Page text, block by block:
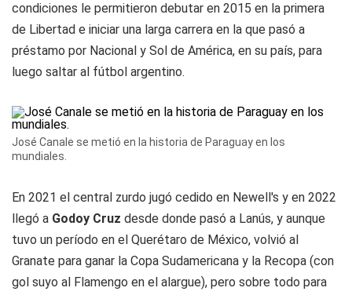
condiciones le permitieron debutar en 2015 en la primera
de Libertad e iniciar una larga carrera en la que pasó a
préstamo por Nacional y Sol de América, en su país, para
luego saltar al fútbol argentino.
José Canale se metió en la historia de Paraguay en los
mundiales.
En 2021 el central zurdo jugó cedido en Newell's y en 2022
llegó a Godoy Cruz desde donde pasó a Lanús, y aunque
tuvo un período en el Querétaro de México, volvió al
Granate para ganar la Copa Sudamericana y la Recopa (con
gol suyo al Flamengo en el alargue), pero sobre todo para